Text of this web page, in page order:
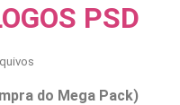
PSD
do Mega Pack)